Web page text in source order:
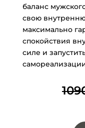
баланс
свою
максимально
спокойствия
силе и